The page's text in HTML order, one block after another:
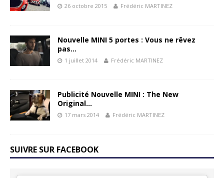
26 octobre 2015 Frédéric MARTINEZ
Nouvelle MINI 5 portes : Vous ne rêvez
pas…
1 juillet 2014 Frédéric MARTINEZ
Publicité Nouvelle MINI : The New
Original…
17 mars 2014 Frédéric MARTINEZ
SUIVRE SUR FACEBOOK